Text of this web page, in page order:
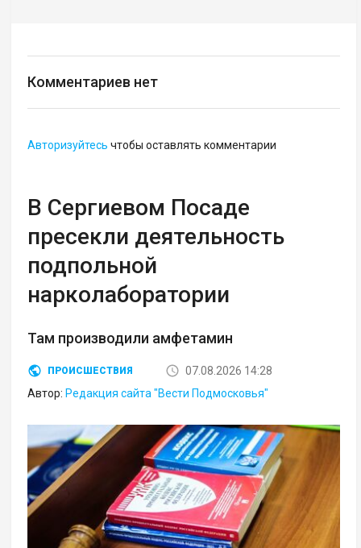
Комментариев нет
Авторизуйтесь чтобы оставлять комментарии
В Сергиевом Посаде
пресекли деятельность
подпольной
нарколаборатории
Там производили амфетамин
ПРОИСШЕСТВИЯ
07.08.2026 14:28
Автор: Редакция сайта "Вести Подмосковья"